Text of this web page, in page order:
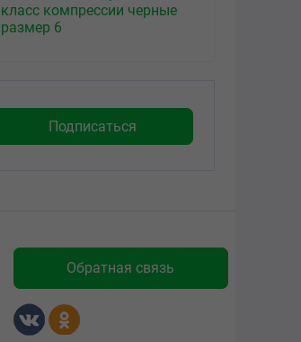
класс компрессии черные
размер 6
Обратная связь